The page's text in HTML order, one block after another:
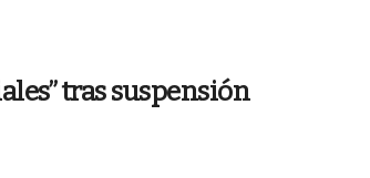
tras suspensión